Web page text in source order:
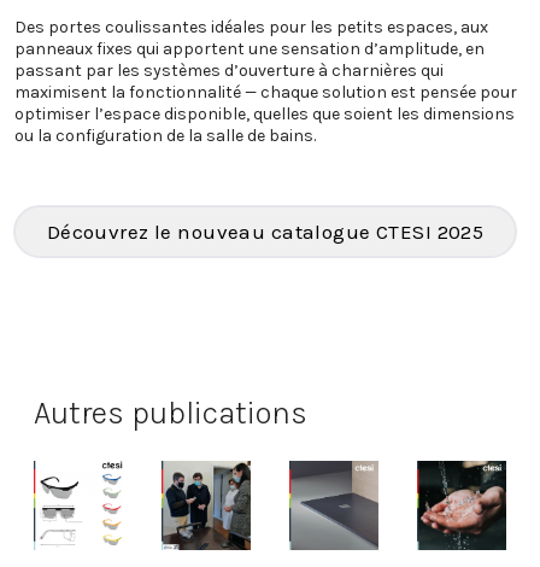
Des portes coulissantes idéales pour les petits espaces, aux
panneaux fixes qui apportent une sensation d’amplitude, en
passant par les systèmes d’ouverture à charnières qui
maximisent la fonctionnalité — chaque solution est pensée pour
optimiser l’espace disponible, quelles que soient les dimensions
ou la configuration de la salle de bains.
Découvrez le nouveau catalogue CTESI 2025
Autres publications